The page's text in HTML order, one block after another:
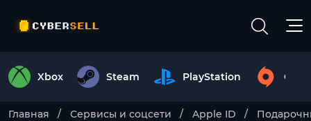
Xbox Steam PlayStation
Главная Сервисы и соцсети Apple ID